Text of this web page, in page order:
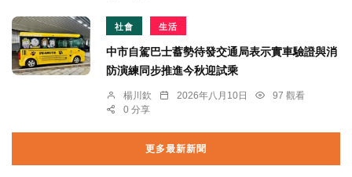
社會 生活
中市自駕巴士蓄勢待發交通局表示實車驗證與消
防演練同步推進今秋迎試乘
楊川欽 2026年八月10日
97 觀看
0 分享
更多最新新聞